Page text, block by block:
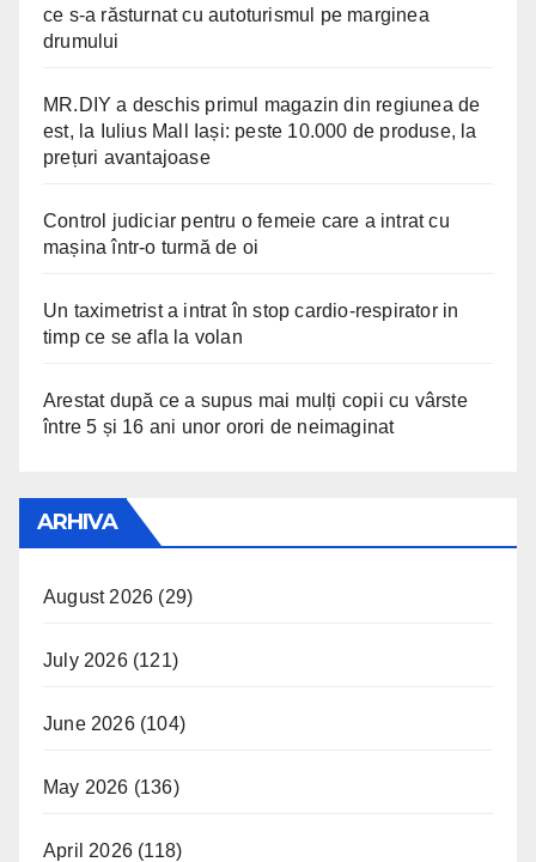
ce s-a răsturnat cu autoturismul pe marginea
drumului
MR.DIY a deschis primul magazin din regiunea de
est, la Iulius Mall Iași: peste 10.000 de produse, la
prețuri avantajoase
Control judiciar pentru o femeie care a intrat cu
mașina într-o turmă de oi
Un taximetrist a intrat în stop cardio-respirator in
timp ce se afla la volan
Arestat după ce a supus mai mulți copii cu vârste
între 5 și 16 ani unor orori de neimaginat
ARHIVA
August 2026 (29)
July 2026(121)
June 2026(104)
May 2026 (136)
April 2026 (118)